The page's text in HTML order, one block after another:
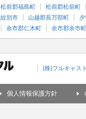
松前郡福島町 松前郡松前町
紋別市 山越郡長万部町
余市郡仁木町 余市郡余市町
(株)フルキャス
個人情報保護方針